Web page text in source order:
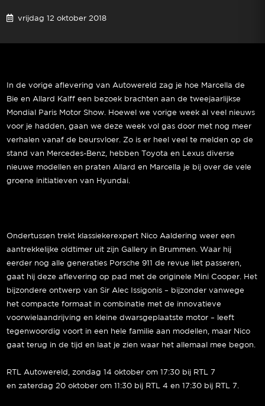
vrijdag 12 oktober 2018
In de vorige aflevering van Autowereld zag je hoe Marcella de
Bie en Allard Kalff een bezoek brachten aan de tweejaarlijkse
Mondial Paris Motor Show. Hoewel we vorige week al veel nieuws
voor je hadden, gaan we deze week vol gas door met nog meer
verhalen vanaf de beursvloer. Zo is er heel veel te melden op de
stand van Mercedes-Benz, hebben Toyota en Lexus diverse
nieuwe modellen en praten Allard en Marcella je bij over de vele
groene initiatieven van Hyundai.
Ondertussen trekt klassiekerexpert Nico Aaldering weer een
aantrekkelijke oldtimer uit zijn Gallery in Brummen. Waar hij
eerder nog alle generaties Porsche 911 de revue liet passeren,
gaat hij deze aflevering op pad met de originele Mini Cooper. Het
bijzondere ontwerp van Sir Alec Issigonis – bijzonder vanwege
het compacte formaat in combinatie met de innovatieve
voorwielaandrijving en kleine dwarsgeplaatste motor – leeft
tegenwoordig voort in een hele familie aan modellen, maar Nico
gaat terug in de tijd en laat je zien waar het allemaal mee begon.
RTL Autowereld, zondag 14 oktober om 17:30 bij RTL 7
en zaterdag 20 oktober om 11:30 bij RTL 4 en 17:30 bij RTL 7.